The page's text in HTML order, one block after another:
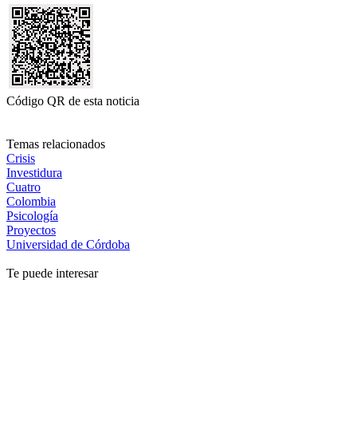
Código QR de esta noticia
Temas relacionados
Crisis
Investidura
Cuatro
Colombia
Psicología
Proyectos
Universidad de Córdoba
Te puede interesar